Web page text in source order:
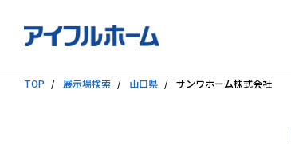
TOP 展示場検索 山口県 サンワホーム株式会社